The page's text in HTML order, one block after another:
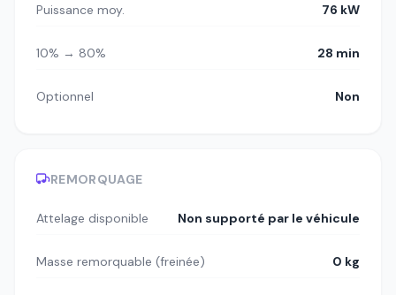
Puissance moy. 76 kW
10% → 80% 28 min
Optionnel Non
REMORQUAGE
Attelage disponible Non supporté par le véhicule
Masse remorquable (freinée) 0 kg